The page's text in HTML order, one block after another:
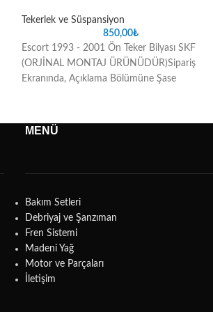
Tekerlek ve Süspansiyon
850,00₺
Escort 1993 - 2001 Ön Teker Bilyası SKF
(ORJİNAL MONTAJ ÜRÜNÜDÜR)Sipariş
Ekranında, Açıklama Bölümüne Şase
kaldıracaktır
MENÜ
Bakım Setleri
Debriyaj ve Şanzıman
Fren Sistemi
Madeni Yağ
Motor ve Parçaları
İletişim